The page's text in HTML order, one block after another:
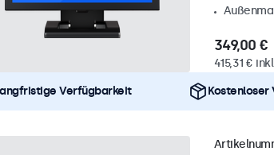
349,00 €
415,31 €
Verfügbarkeit Kostenloser